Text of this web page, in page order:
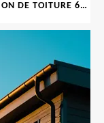
RÉPARATION DE TOITURE 69 RHONE, TUILES CASSÉES OU ABIMÉES